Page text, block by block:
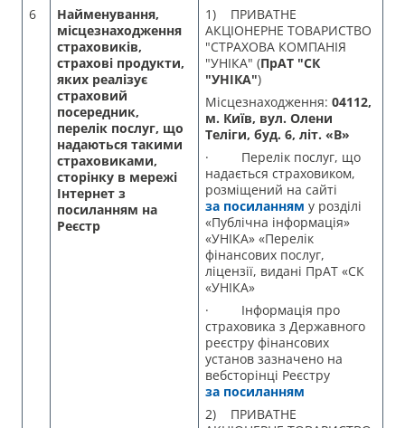
6
Найменування,
місцезнаходження
страховиків,
страхові продукти,
яких реалізує
страховий
посередник,
перелік послуг, що
надаються такими
страховиками,
сторінку в мережі
Інтернет з
посиланням на
Реєстр
1) ПРИВАТНЕ
АКЦІОНЕРНЕ ТОВАРИСТВО
"СТРАХОВА КОМПАНІЯ
"УНІКА" (ПрАТ "СК
"УНІКА")
Місцезнаходження: 04112,
м. Київ, вул. Олени
Теліги, буд. 6, літ. «В»
· Перелік послуг, що
надається страховиком,
розміщений на сайті
за посиланням у розділі
«Публічна інформація»
«УНІКА» «Перелік
фінансових послуг,
ліцензії, видані ПрАТ «СК
«УНІКА»
· Інформація про
страховика з Державного
реєстру фінансових
установ зазначено на
вебсторінці Реєстру
за посиланням
2) ПРИВАТНЕ